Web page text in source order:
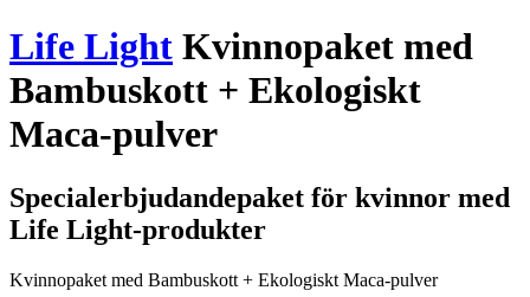
Life Light Kvinnopaket med
Bambuskott + Ekologiskt
Maca-pulver
Specialerbjudandepaket för kvinnor med
Life Light-produkter
Kvinnopaket med Bambuskott + Ekologiskt Maca-pulver